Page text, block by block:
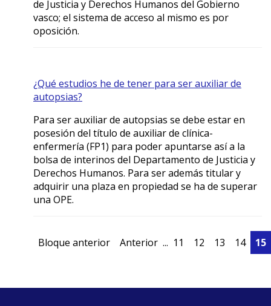
de Justicia y Derechos Humanos del Gobierno
vasco; el sistema de acceso al mismo es por
oposición.
¿Qué estudios he de tener para ser auxiliar de
autopsias?
Para ser auxiliar de autopsias se debe estar en
posesión del título de auxiliar de clínica-
enfermería (FP1) para poder apuntarse así a la
bolsa de interinos del Departamento de Justicia y
Derechos Humanos. Para ser además titular y
adquirir una plaza en propiedad se ha de superar
una OPE.
Bloque anterior Anterior ... 11 12 13 14 15